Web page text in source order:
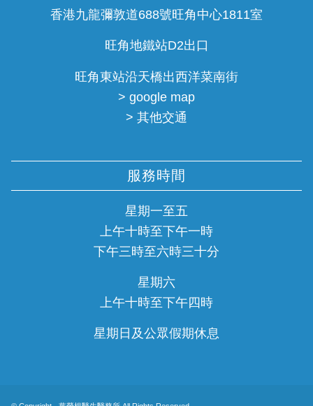
香港九龍彌敦道688號旺角中心1811室
旺角地鐵站D2出口
旺角東站沿天橋出西洋菜南街
> google map
> 其他交通
服務時間
星期一至五
上午十時至下午一時
下午三時至六時三十分
星期六
上午十時至下午四時
星期日及公眾假期休息